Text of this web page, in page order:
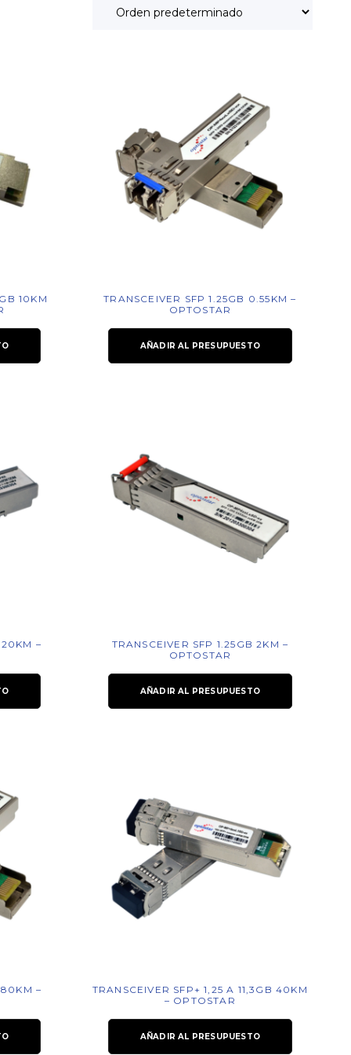
10KM
TRANSCEIVER SFP 1.25GB 0.55KM –
OPTOSTAR
AÑADIR AL PRESUPUESTO
20KM –
TRANSCEIVER SFP 1.25GB 2KM –
OPTOSTAR
AÑADIR AL PRESUPUESTO
80KM –
TRANSCEIVER SFP+ 1,25 A 11,3GB 40KM
– OPTOSTAR
AÑADIR AL PRESUPUESTO